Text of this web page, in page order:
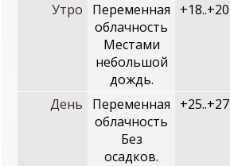
Утро
Переменная
облачность
Местами
небольшой
дождь.
+18..+20
День
Переменная
облачность
Без
осадков.
+25..+27